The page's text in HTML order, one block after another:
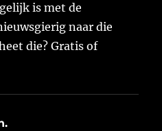
is met de
naar die
die? Gratis of